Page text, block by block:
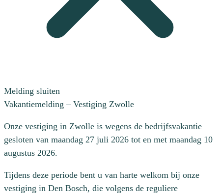
Melding sluiten
Vakantiemelding – Vestiging Zwolle
Onze vestiging in Zwolle is wegens de bedrijfsvakantie
gesloten van maandag 27 juli 2026 tot en met maandag 10
augustus 2026.
Tijdens deze periode bent u van harte welkom bij onze
vestiging in Den Bosch, die volgens de reguliere